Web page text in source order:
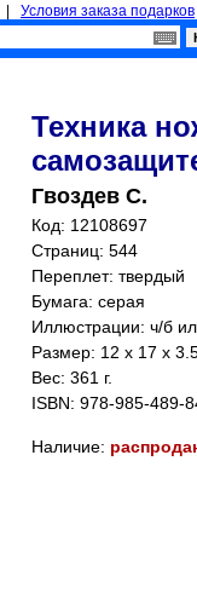
Условия заказа подарков
Техника
Гвоздев С.
Код: 12108697
Страниц: 544
Переплет: твердый
Бумага: серая
Иллюстрации: ч/б
Размер: 12 x 17 x
Вес: 361 г.
ISBN: 978-985-489-
Наличие: